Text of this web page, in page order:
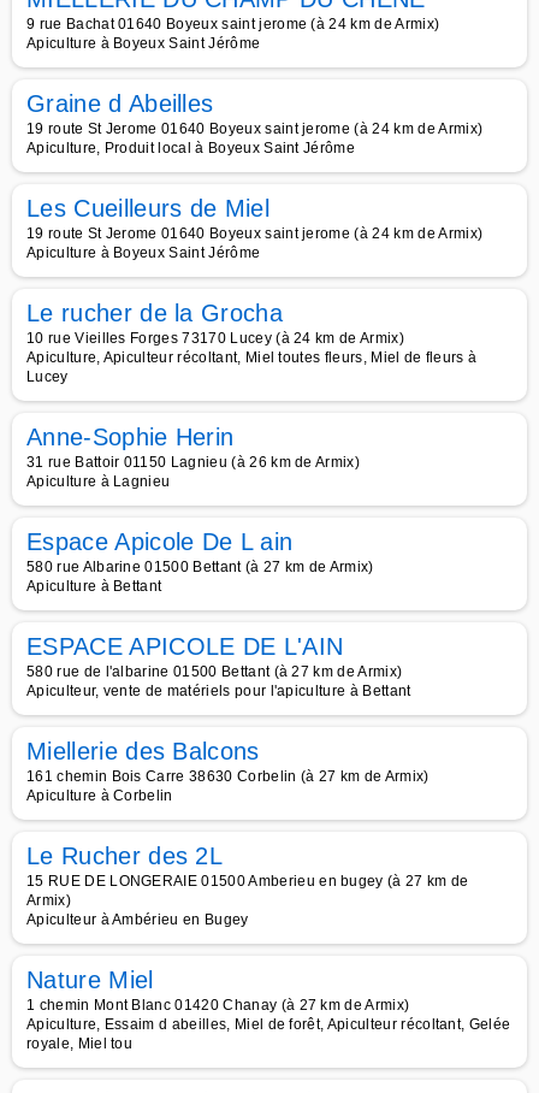
9 rue Bachat 01640 Boyeux saint jerome (à 24 km de Armix)
Apiculture à Boyeux Saint Jérôme
Graine d Abeilles
19 route St Jerome 01640 Boyeux saint jerome (à 24 km de Armix)
Apiculture, Produit local à Boyeux Saint Jérôme
Les Cueilleurs de Miel
19 route St Jerome 01640 Boyeux saint jerome (à 24 km de Armix)
Apiculture à Boyeux Saint Jérôme
Le rucher de la Grocha
10 rue Vieilles Forges 73170 Lucey (à 24 km de Armix)
Apiculture, Apiculteur récoltant, Miel toutes fleurs, Miel de fleurs à
Lucey
Anne-Sophie Herin
31 rue Battoir 01150 Lagnieu (à 26 km de Armix)
Apiculture à Lagnieu
Espace Apicole De L ain
580 rue Albarine 01500 Bettant (à 27 km de Armix)
Apiculture à Bettant
ESPACE APICOLE DE L'AIN
580 rue de l'albarine 01500 Bettant (à 27 km de Armix)
Apiculteur, vente de matériels pour l'apiculture à Bettant
Miellerie des Balcons
161 chemin Bois Carre 38630 Corbelin (à 27 km de Armix)
Apiculture à Corbelin
Le Rucher des 2L
15 RUE DE LONGERAIE 01500 Amberieu en bugey (à 27 km de
Armix)
Apiculteur à Ambérieu en Bugey
Nature Miel
1 chemin Mont Blanc 01420 Chanay (à 27 km de Armix)
Apiculture, Essaim d abeilles, Miel de forêt, Apiculteur récoltant, Gelée
royale, Miel tou